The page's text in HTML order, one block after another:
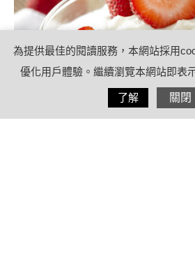
為提供最佳的閱讀服務，本網站採用
優化用戶體驗。繼續瀏覽本網站即表
了解 關閉